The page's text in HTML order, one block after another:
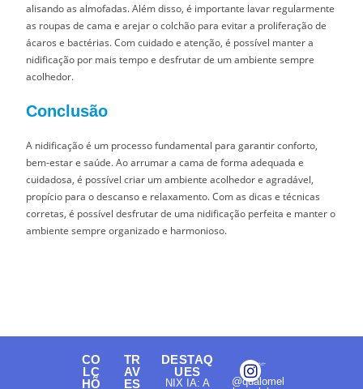
alisando as almofadas. Além disso, é importante lavar regularmente
as roupas de cama e arejar o colchão para evitar a proliferação de
ácaros e bactérias. Com cuidado e atenção, é possível manter a
nidificação por mais tempo e desfrutar de um ambiente sempre
acolhedor.
Conclusão
A nidificação é um processo fundamental para garantir conforto,
bem-estar e saúde. Ao arrumar a cama de forma adequada e
cuidadosa, é possível criar um ambiente acolhedor e agradável,
propício para o descanso e relaxamento. Com as dicas e técnicas
corretas, é possível desfrutar de uma nidificação perfeita e manter o
ambiente sempre organizado e harmonioso.
CO
LC
HÕ
TR
AV
ES
DESTAQ
UES
NIX IA: A
@qualomel